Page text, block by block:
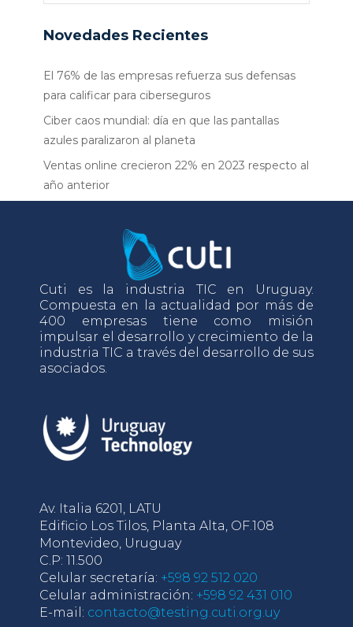
Novedades Recientes
El 76% de las empresas refuerza sus defensas
para calificar para ciberseguros
Ciber caos mundial: día en que las pantallas
azules paralizaron al planeta
Ventas online crecieron 22% en 2023 respecto al
año anterior
Cuti es la industria TIC en Uruguay.
Compuesta en la actualidad por más de
400 empresas tiene como misión
impulsar el desarrollo y crecimiento de la
industria TIC a través del desarrollo de sus
asociados.
Av. Italia 6201, LATU
Edificio Los Tilos, Planta Alta, OF.108
Montevideo, Uruguay
C.P: 11.500
Celular secretaría: +598 92 512 020
Celular administración: +598 92 431 010
E-mail: contacto@testing.cuti.org.uy